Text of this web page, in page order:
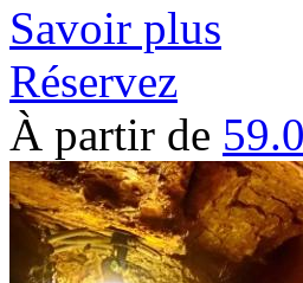
Savoir plus
Réservez
À partir de